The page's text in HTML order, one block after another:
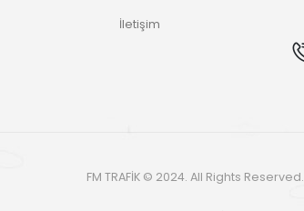
İletişim
FM TRAFİK © 2024. All Rights Reserved.